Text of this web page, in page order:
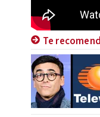
Te